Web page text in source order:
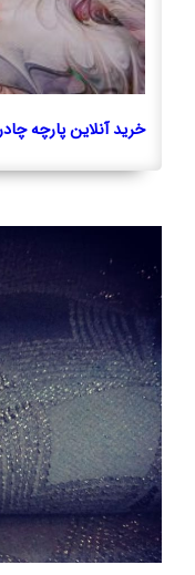
خرید آنلاین پارچه